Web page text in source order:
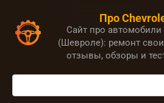
контенту
Про
Сайт про автомобили
(Шевроле): ремонт
отзывы, обзоры и
Поиск: